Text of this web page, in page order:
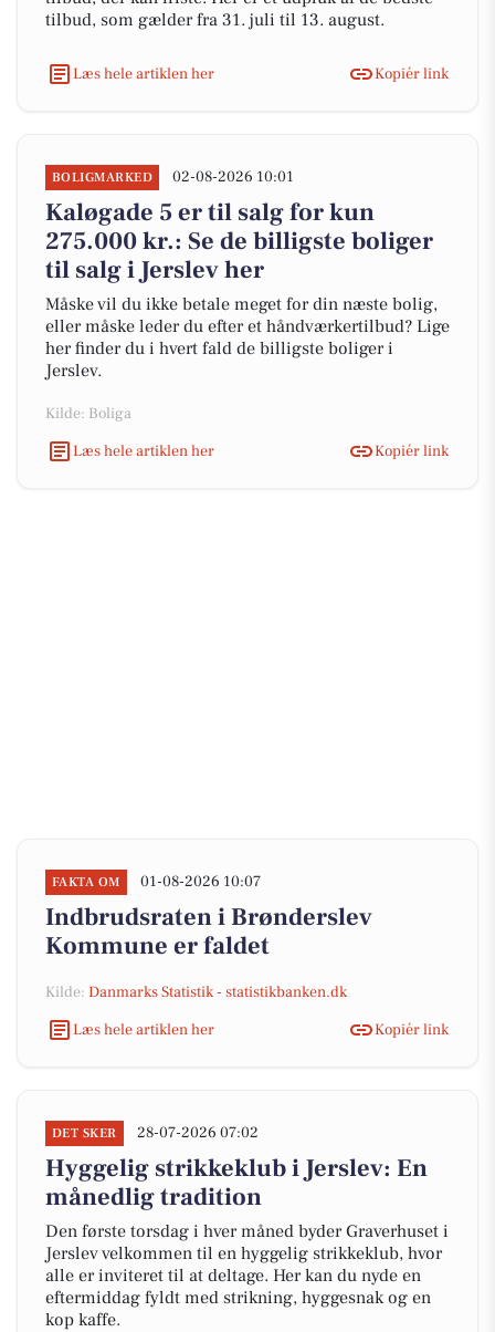
tilbud, som gælder fra 31. juli til 13. august.
Læs hele artiklen her Kopiér link
BOLIGMARKED 02-08-2026 10:01
Kaløgade 5 er til salg for kun
275.000 kr.: Se de billigste boliger
til salg i Jerslev her
Måske vil du ikke betale meget for din næste bolig,
eller måske leder du efter et håndværkertilbud? Lige
her finder du i hvert fald de billigste boliger i
Jerslev.
Kilde: Boliga
Læs hele artiklen her
Kopiér link
FAKTA OM 01-08-2026 10:07
Indbrudsraten i Brønderslev
Kommune er faldet
Kilde: Danmarks Statistik - statistikbanken.dk
Læs hele artiklen her
Kopiér link
DET SKER 28-07-2026 07:02
Hyggelig strikkeklub i Jerslev: En
månedlig tradition
Den første torsdag i hver måned byder Graverhuset i
Jerslev velkommen til en hyggelig strikkeklub, hvor
alle er inviteret til at deltage. Her kan du nyde en
eftermiddag fyldt med strikning, hyggesnak og en
kop kaffe.